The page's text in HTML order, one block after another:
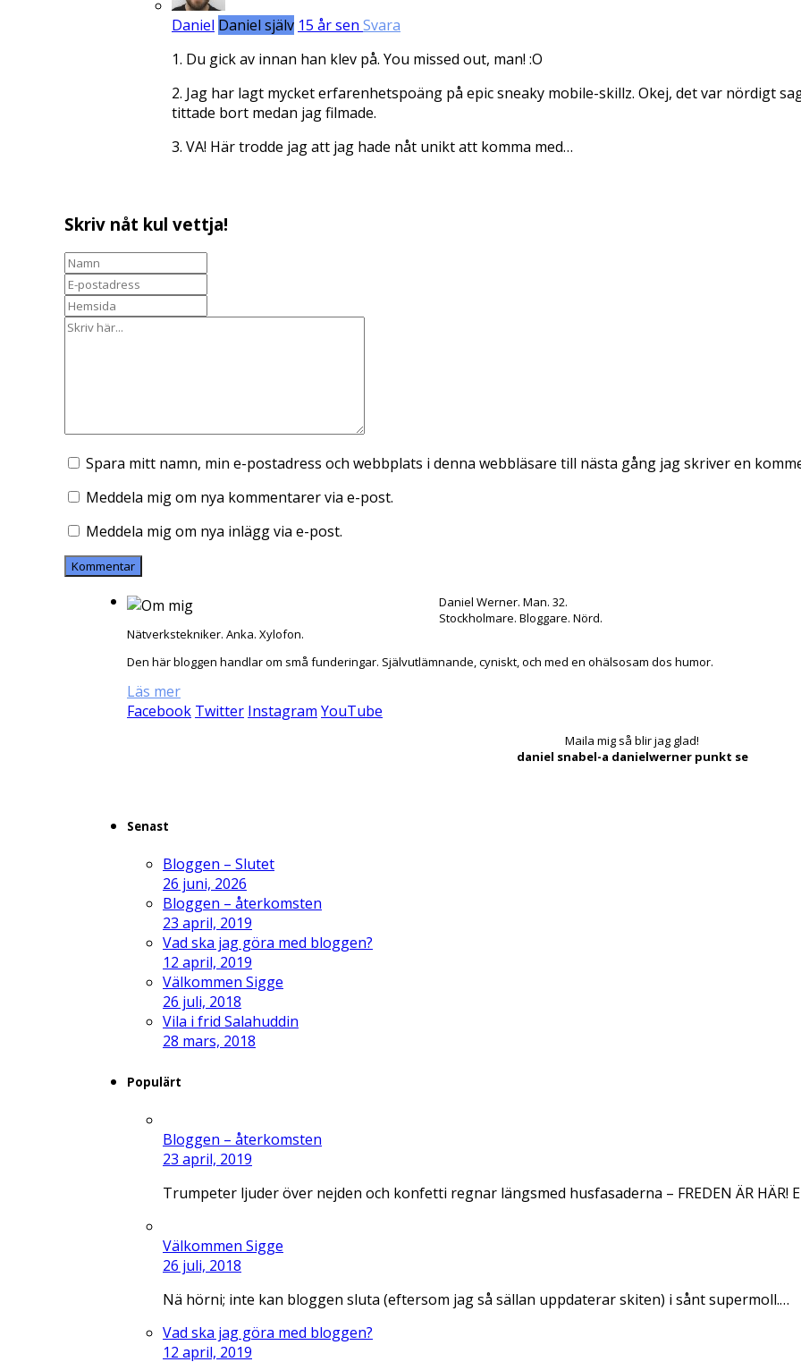
Daniel Daniel själv 15 år sen Svara
1. Du gick av innan han klev på. You missed out, man! :O
2. Jag har lagt mycket erfarenhetspoäng på epic sneaky mobile-skillz. Okej, det var nördigt
tittade bort medan jag filmade.
3. VA! Här trodde jag att jag hade nåt unikt att komma med…
Skriv nåt kul vettja!
Spara mitt namn, min e-postadress och webbplats i denna webbläsare till nästa gång jag skriver en
Meddela mig om nya kommentarer via e-post.
Meddela mig om nya inlägg via e-post.
Daniel Werner. Man. 32.
Stockholmare. Bloggare. Nörd.
Nätverkstekniker. Anka. Xylofon.
Den här bloggen handlar om små funderingar. Självutlämnande, cyniskt, och med en ohälsosam dos humor.
Läs mer
Facebook Twitter Instagram YouTube
Maila mig så blir jag glad!
daniel snabel-a danielwerner punkt se
Senast
Bloggen – Slutet
26 juni, 2026
Bloggen – återkomsten
23 april, 2019
Vad ska jag göra med bloggen?
12 april, 2019
Välkommen Sigge
26 juli, 2018
Vila i frid Salahuddin
28 mars, 2018
Populärt
Bloggen – återkomsten
23 april, 2019
Trumpeter ljuder över nejden och konfetti regnar längsmed husfasaderna – FREDEN ÄR HÄR!
Välkommen Sigge
26 juli, 2018
Nä hörni; inte kan bloggen sluta (eftersom jag så sällan uppdaterar skiten) i sånt supermoll.…
Vad ska jag göra med bloggen?
12 april, 2019